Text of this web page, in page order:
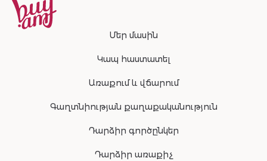
Մեր մասին
Կապ հաստատել
Առաքում և վճարում
Գաղտնիության քաղաքականություն
Դարձիր գործընկեր
Դարձիր առաքիչ